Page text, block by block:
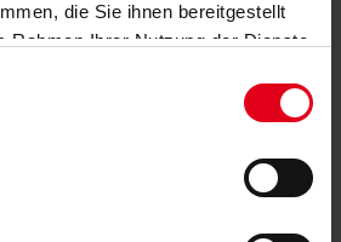
die Sie ihnen bereitgestellt
Rahmen Ihrer Nutzung der Dienste